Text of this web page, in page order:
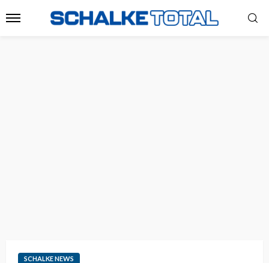
SCHALKE NEWS